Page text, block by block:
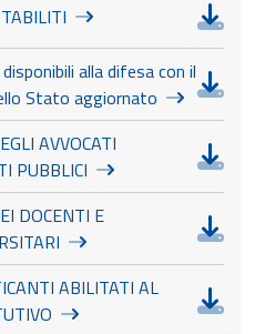
alla difesa con il
Stato aggiornato
AVVOCATI
PUBBLICI
DOCENTI E
ABILITATI AL